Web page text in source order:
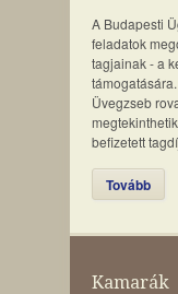
A Budapesti
feladatok
tagjainak - a
Üvegzseb
befizetett
Tovább
Kamarák